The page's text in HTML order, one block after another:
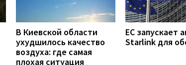
В Киевской области
ухудшилось качество
воздуха: где самая
плохая ситуация
ЕС запускает
Starlink для